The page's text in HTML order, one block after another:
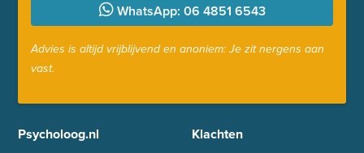
WhatsApp: 06 4851 6543
Advies is altijd vrijblijvend en anoniem: Je zit nergens aan
vast.
Psycholoog.nl
Klachten